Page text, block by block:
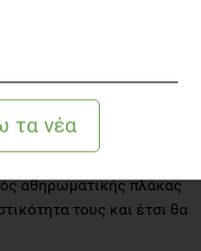
πολύ σημαντικό ρόλο
Μεσογειακή δίαιτα
αθηρωματικής πλάκας
τους και έτσι θα